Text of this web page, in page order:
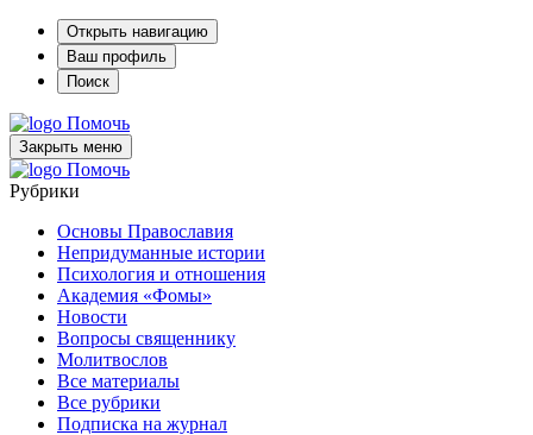
Открыть навигацию
Ваш профиль
Поиск
Помочь
Закрыть меню
Помочь
Рубрики
Основы Православия
Непридуманные истории
Психология и отношения
Академия «Фомы»
Новости
Вопросы священнику
Молитвослов
Все материалы
Все рубрики
Подписка на журнал